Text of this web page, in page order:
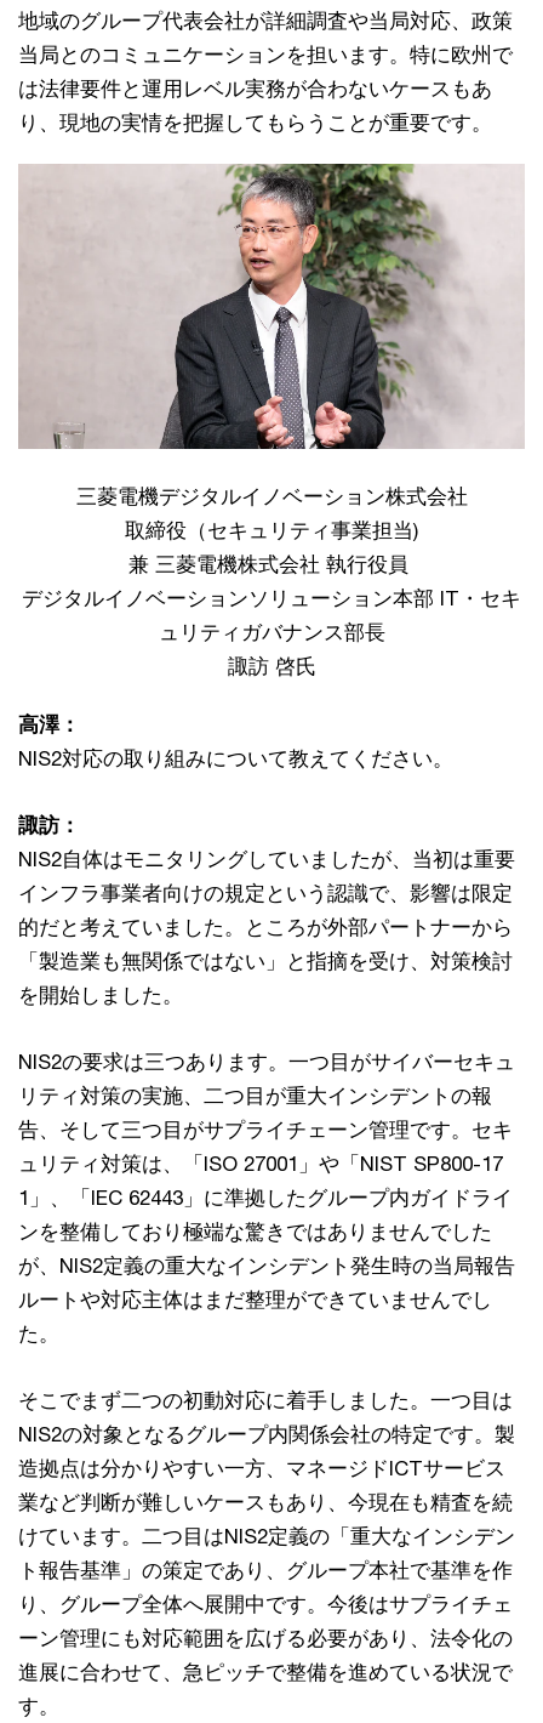
地域のグループ代表会社が詳細調査や当局対応、政策
当局とのコミュニケーションを担います。特に欧州で
は法律要件と運用レベル実務が合わないケースもあ
り、現地の実情を把握してもらうことが重要です。
三菱電機デジタルイノベーション株式会社
取締役（セキュリティ事業担当)
兼 三菱電機株式会社 執行役員
デジタルイノベーションソリューション本部 IT・セキ
ュリティガバナンス部長
諏訪 啓氏
高澤：
NIS2対応の取り組みについて教えてください。
諏訪：
NIS2自体はモニタリングしていましたが、当初は重要
インフラ事業者向けの規定という認識で、影響は限定
的だと考えていました。ところが外部パートナーから
「製造業も無関係ではない」と指摘を受け、対策検討
を開始しました。
NIS2の要求は三つあります。一つ目がサイバーセキュ
リティ対策の実施、二つ目が重大インシデントの報
告、そして三つ目がサプライチェーン管理です。セキ
ュリティ対策は、「ISO 27001」や「NIST SP800-17
1」、「IEC 62443」に準拠したグループ内ガイドライ
ンを整備しており極端な驚きではありませんでした
が、NIS2定義の重大なインシデント発生時の当局報告
ルートや対応主体はまだ整理ができていませんでし
た。
そこでまず二つの初動対応に着手しました。一つ目は
NIS2の対象となるグループ内関係会社の特定です。製
造拠点は分かりやすい一方、マネージドICTサービス
業など判断が難しいケースもあり、今現在も精査を続
けています。二つ目はNIS2定義の「重大なインシデン
ト報告基準」の策定であり、グループ本社で基準を作
り、グループ全体へ展開中です。今後はサプライチェ
ーン管理にも対応範囲を広げる必要があり、法令化の
進展に合わせて、急ピッチで整備を進めている状況で
す。